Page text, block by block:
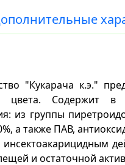
"Кукарача к.э."
цвета. Содержит
из группы
а также ПАВ,
и остаточной